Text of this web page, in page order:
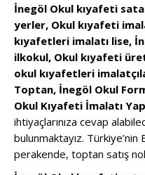
İnegöl Okul kıyafeti
yerler, Okul kıyafeti
kıyafetleri imalatı lise,
ilkokul, Okul kıyafeti
okul kıyafetleri
Toptan, İnegöl Okul
Okul Kıyafeti İmalatı
ihtiyaçlarınıza cevap
bulunmaktayız.
perakende, toptan satış